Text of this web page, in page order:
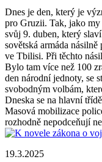
Dnes je den, který je
pro Gruzii. Tak, jako my
svůj 9. duben, který
sovětská armáda
ve Tbilisi. Při těchto
Bylo tam více než 100
den národní jednoty, se
svobodným volbám,
Dneska se na hlavní
Masová mobilizace
rozhodně nepodceňují
19.3.2025